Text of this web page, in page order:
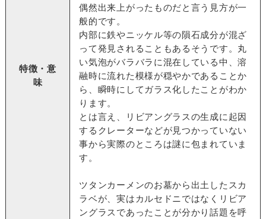
特徴・意
味
偶然出来上がったものだと言う見方が一
般的です。
内部に鉄やニッケル等の隕石成分が混ざ
って発見されることもあるそうです。丸
い気泡がバラバラに混在している中、溶
融時に流れた模様が穏やかであることか
ら、瞬時にしてガラス化したことがわか
ります。
とは言え、リビアングラスの生成に起因
するクレーターなどが見つかっていない
事から実際のところは謎に包まれていま
す。
ツタンカーメンのお墓から出土したスカ
ラベが、実はカルセドニではなくリビア
ングラスであったことが分かり話題を呼